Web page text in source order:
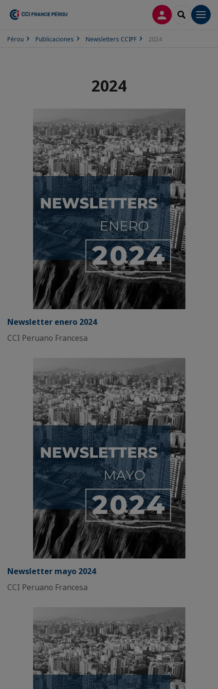
CONECTARSE
SEARCH
Pérou Publicaciones Newsletters CCIPF 2024
2024
Newsletter enero 2024
CCI Peruano Francesa
Newsletter mayo 2024
CCI Peruano Francesa